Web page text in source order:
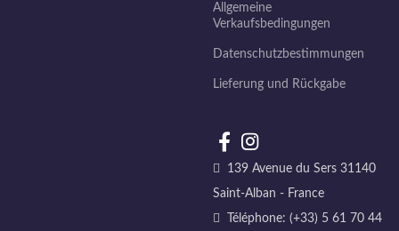
Allgemeine
Verkaufsbedingungen
Datenschutzbestimmungen
Lieferung und Rückgabe
139 Avenue du Sers 31140
Saint-Alban - France
Téléphone: (+33) 5 61 70 44